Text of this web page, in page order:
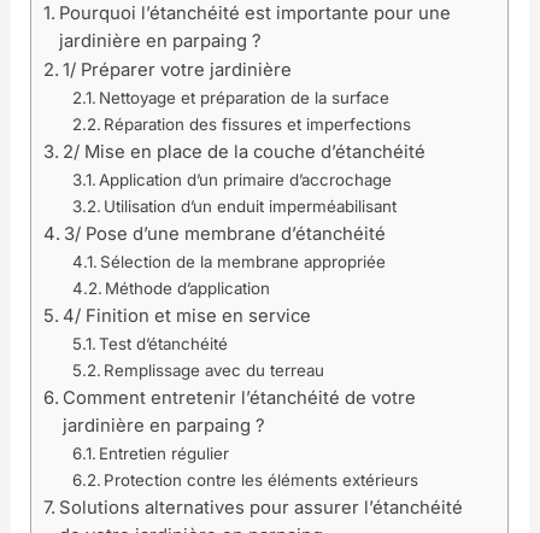
Pourquoi l’étanchéité est importante pour une
jardinière en parpaing ?
1/ Préparer votre jardinière
Nettoyage et préparation de la surface
Réparation des fissures et imperfections
2/ Mise en place de la couche d’étanchéité
Application d’un primaire d’accrochage
Utilisation d’un enduit imperméabilisant
3/ Pose d’une membrane d’étanchéité
Sélection de la membrane appropriée
Méthode d’application
4/ Finition et mise en service
Test d’étanchéité
Remplissage avec du terreau
Comment entretenir l’étanchéité de votre
jardinière en parpaing ?
Entretien régulier
Protection contre les éléments extérieurs
Solutions alternatives pour assurer l’étanchéité